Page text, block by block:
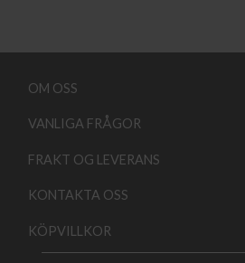
OM OSS
VANLIGA FRÅGOR
FRAKT OG LEVERANS
KONTAKTA OSS
KÖPVILLKOR